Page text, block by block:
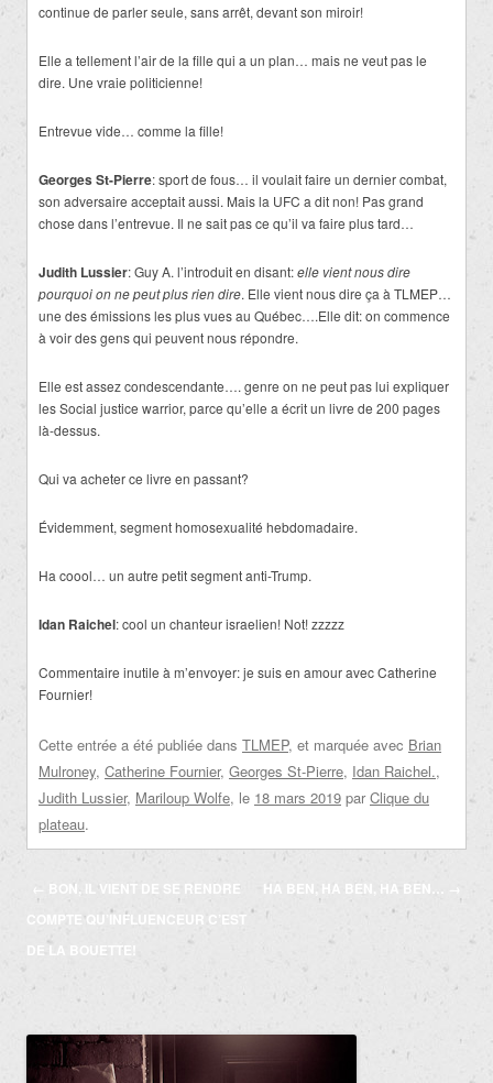
continue de parler seule, sans arrêt, devant son miroir!
Elle a tellement l’air de la fille qui a un plan… mais ne veut pas le
dire. Une vraie politicienne!
Entrevue vide… comme la fille!
Georges St-Pierre: sport de fous… il voulait faire un dernier combat,
son adversaire acceptait aussi. Mais la UFC a dit non! Pas grand
chose dans l’entrevue. Il ne sait pas ce qu’il va faire plus tard…
Judith Lussier: Guy A. l’introduit en disant:elle vient nous dire
pourquoi on ne peut plus rien dire. Elle vient nous dire ça à TLMEP…
une des émissions les plus vues au Québec….Elle dit: on commence
à voir des gens qui peuvent nous répondre.
Elle est assez condescendante…. genre on ne peut pas lui expliquer
les Social justice warrior, parce qu’elle a écrit un livre de 200 pages
là-dessus.
Qui va acheter ce livre en passant?
Évidemment, segment homosexualité hebdomadaire.
Ha coool… un autre petit segment anti-Trump.
Idan Raichel: cool un chanteur israelien! Not! zzzzz
Commentaire inutile à m’envoyer: je suis en amour avec Catherine
Fournier!
Cette entrée a été publiée dans TLMEP, et marquée avec Brian
Mulroney, Catherine Fournier, Georges St-Pierre, Idan Raichel.,
Judith Lussier, Mariloup Wolfe, le 18 mars 2019 par Clique du
plateau.
Navigation
des
articles
← BON, IL VIENT DE SE RENDRE
COMPTE QU’INFLUENCEUR C’EST
DE LA BOUETTE!
HA BEN, HA BEN, HA BEN… →